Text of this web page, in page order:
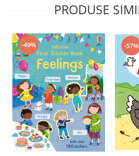
PRODUSE
-49% -57%